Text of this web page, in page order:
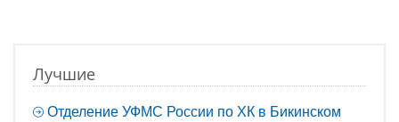
Лучшие
Отделение УФМС России по ХК в Бикинском